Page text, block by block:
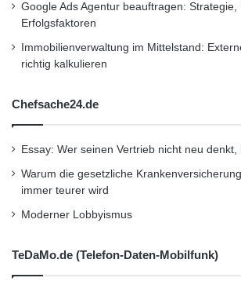
Google Ads Agentur beauftragen: Strategie,
Erfolgsfaktoren
Immobilienverwaltung im Mittelstand:
richtig kalkulieren
Chefsache24.de
Essay: Wer seinen Vertrieb nicht neu
Warum die gesetzliche
immer teurer wird
Moderner Lobbyismus
TeDaMo.de (Telefon-Daten-Mobilfunk)